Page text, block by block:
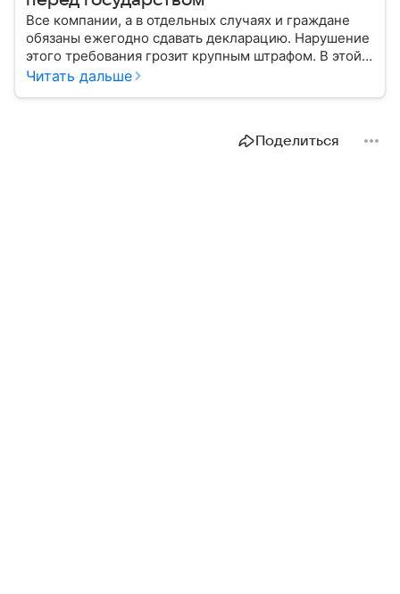
Все компании, а в отдельных случаях и граждане
обязаны ежегодно сдавать декларацию. Нарушение
этого требования грозит крупным штрафом. В этой
статье мы расскажем, каким бывает этот документ
Читать дальше
Поделиться